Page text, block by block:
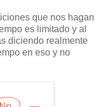
que nos hagan
es limitado y al
diciendo realmente
en eso y no